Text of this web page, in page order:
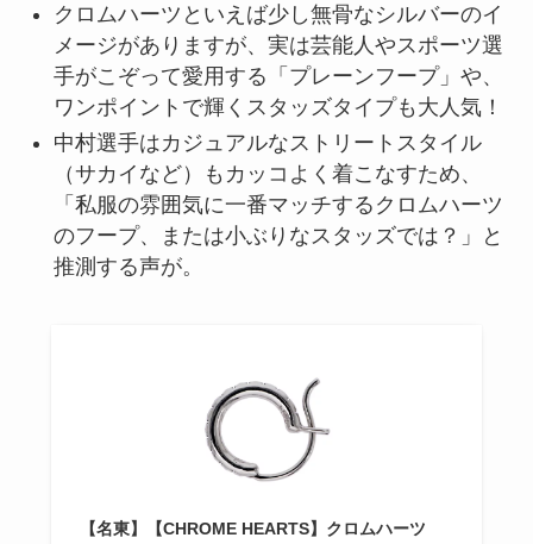
クロムハーツといえば少し無骨なシルバーのイ
メージがありますが、実は芸能人やスポーツ選
手がこぞって愛用する「プレーンフープ」や、
ワンポイントで輝くスタッズタイプも大人気！
中村選手はカジュアルなストリートスタイル
（サカイなど）もカッコよく着こなすため、
「私服の雰囲気に一番マッチするクロムハーツ
のフープ、または小ぶりなスタッズでは？」と
推測する声が。
【名東】【CHROME HEARTS】クロムハーツ